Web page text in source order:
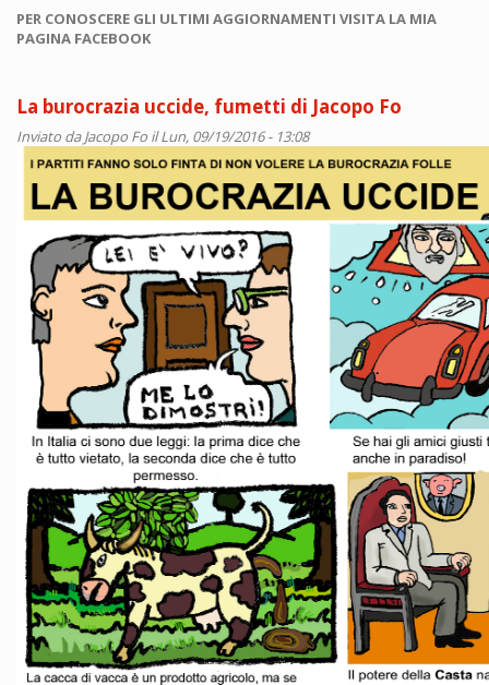
PER CONOSCERE GLI ULTIMI AGGIORNAMENTI VISITA LA MIA
PAGINA FACEBOOK
La burocrazia uccide, fumetti di Jacopo Fo
Inviato daJacopo Fo il Lun, 09/19/2016 - 13:08